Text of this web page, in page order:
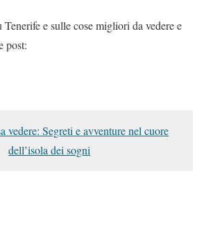
e sulle cose migliori da vedere e
post:
vedere: Segreti e avventure nel cuore
dell’isola dei sogni